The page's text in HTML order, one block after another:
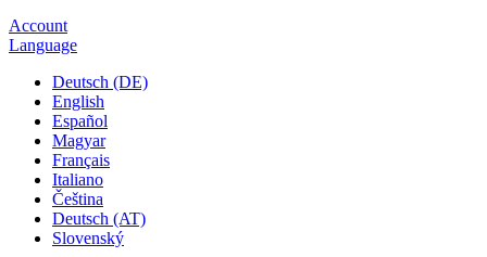
Account
Language
Deutsch (DE)
English
Español
Magyar
Français
Italiano
Čeština
Deutsch (AT)
Slovenský